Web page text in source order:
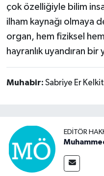
çok özelliğiyle bilim
ilham kaynağı olmaya
organ, hem fiziksel
hayranlık uyandıran bir
Muhabir: Sabriye Er
EDITÖR